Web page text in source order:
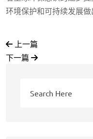
环境保护和可持续发展做
上一篇
下一篇